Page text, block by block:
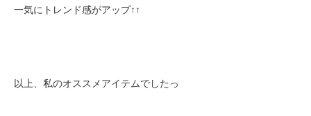
一気にトレンド感がアップ↑↑
以上、私のオススメアイテムでしたっ